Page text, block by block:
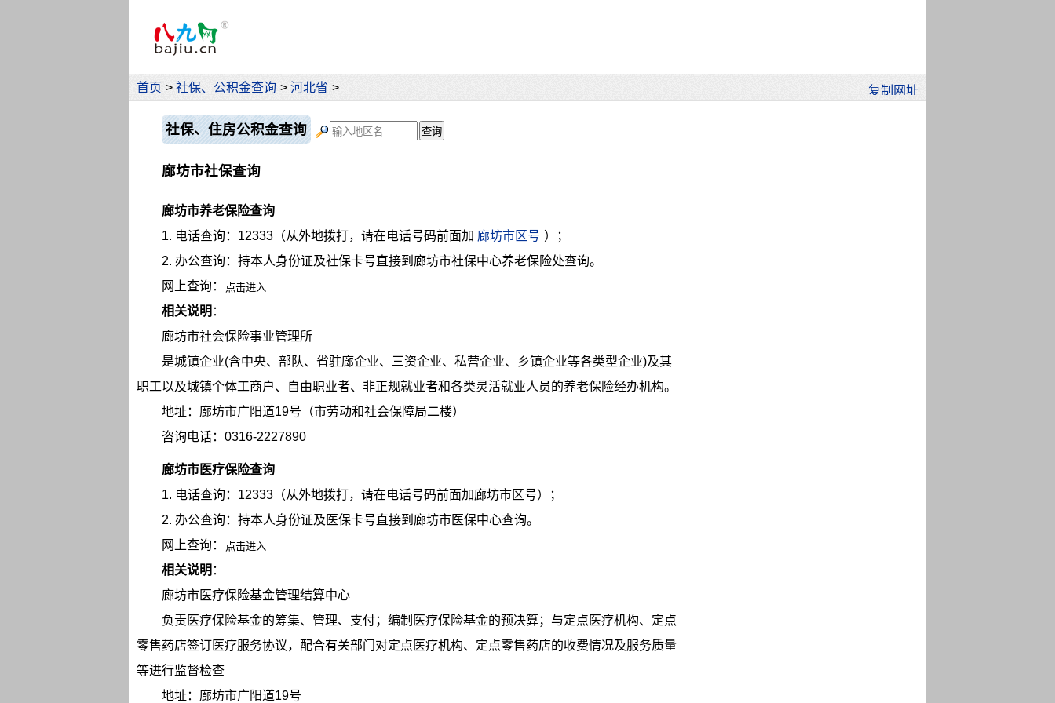
首页 > 社保、公积金查询 > 河北省 >
社保、住房公积金查询
廊坊市社保查询
廊坊市养老保险查询
1. 电话查询：12333（从外地拨打，请在电话号码前面加 廊坊市区号 ）；
2. 办公查询：持本人身份证及社保卡号直接到廊坊市社保中心养老保险处查询。
网上查询：
相关说明 ：
廊坊市社会保险事业管理所
是城镇企业(含中央、部队、省驻廊企业、三资企业、私营企业、乡镇企业等各类型企业)及其
职工以及城镇个体工商户、自由职业者、非正规就业者和各类灵活就业人员的养老保险经办机构。
地址：廊坊市广阳道19号（市劳动和社会保障局二楼）
咨询电话：0316-2227890
廊坊市医疗保险查询
1. 电话查询：12333（从外地拨打，请在电话号码前面加廊坊市区号）；
2. 办公查询：持本人身份证及医保卡号直接到廊坊市医保中心查询。
网上查询：
相关说明 ：
廊坊市医疗保险基金管理结算中心
负责医疗保险基金的筹集、管理、支付；编制医疗保险基金的预决算；与定点医疗机构、定点
零售药店签订医疗服务协议，配合有关部门对定点医疗机构、定点零售药店的收费情况及服务质量
等进行监督检查
地址：廊坊市广阳道19号